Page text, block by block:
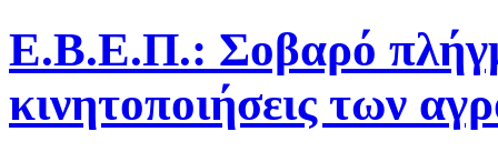
Ε.Β.Ε.Π.: Σοβαρό
κινητοποιήσεις των